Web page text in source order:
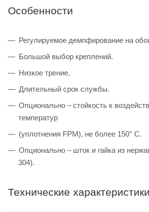
Особенности
Регулируемое демпфирование на
Большой выбор креплений.
Низкое трение.
Длительный срок службы.
Опционально – стойкость к
температур
(уплотнения FPM), не более 150° C.
Опционально – шток и гайка из
304).
Технические характеристики